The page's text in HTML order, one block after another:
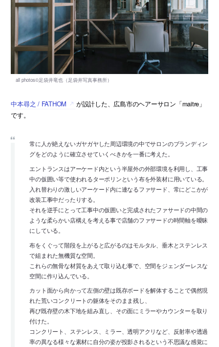
中本尋之 / FATHOM
が設計した、広島市のヘアーサロン「maitre」
です。
常に人が絶えないガヤガヤした周辺環境の中でサロンのブランディン
グをどのように確立させていくべきかを一番に考えた。
エントランスはアーケード内という半屋外の外部環境を利用し、工事
中の仮囲い等で使われるターポリンという布を外装材に用いている。
入れ替わりの激しいアーケード内に連なるファサード、常にどこかが
改装工事中だったりする。
それを逆手にとって工事中の仮囲いと完成されたファサードの中間の
ような柔らかい店構えを考える事で店舗のファサードの時間軸を曖昧
にしている。
布をくぐって階段を上がると広がるのはモルタル、垂木とステンレス
で組まれた無機質な空間。
これらの無骨な材質をあえて取り込む事で、空間をジェンダーレスな
空間に作り込んでいる。
カット面から向かって左側の壁は既存ボードを解体することで偶然現
れた荒いコンクリートの躯体をそのまま残し、
再び既存壁の木下地を組み直し、その面にミラーやカウンターを取り
付けた。
コンクリート、ステンレス、ミラー、透明アクリなど、反射率や透過
率の異なる様々な素材に自分の姿が投影されるという不思議な感覚に